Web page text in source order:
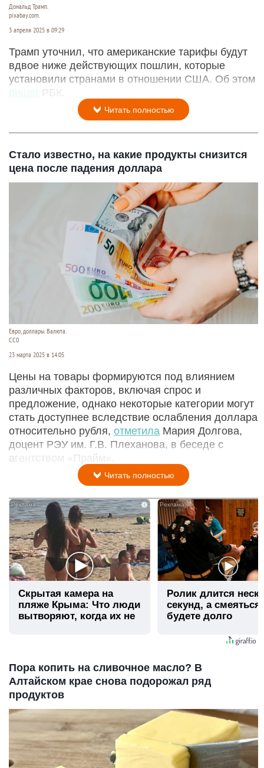
Дональд Трамп.
pixabay.com.
3 апреля 2025 в 09:29
Трамп уточнил, что американские тарифы будут
вдвое ниже действующих пошлин, которые
установили странами в отношении США. Об этом
пишет
РБК.
Читать полностью
Стало известно, на какие продукты снизится
цена после падения доллара
Евро, доллары. Валюта.
CC0
23 марта 2025 в 14:05
Цены на товары формируются под влиянием
различных факторов, включая спрос и
предложение, однако некоторые категории могут
стать доступнее вследствие ослабления доллара
относительно рубля, отметила Мария Долгова,
доцент РЭУ им. Г.В. Плеханова, в беседе с
агентством «Прайм».
Читать полностью
i
Скрытая камера на
пляже Крыма: Что люди
вытворяют, когда их не
Ролик длится
секунд, а
будете долго
Пора копить на сливочное масло? В
Алтайском крае снова подорожал ряд
продуктов